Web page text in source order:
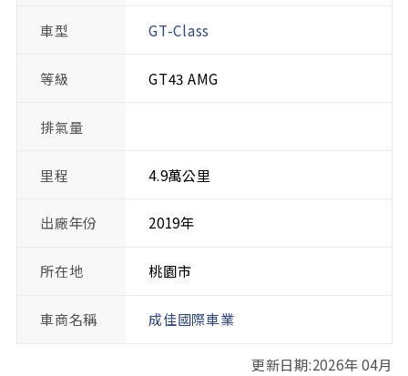
車型 GT-Class
等級 GT43 AMG
排氣量
里程 4.9萬公里
出廠年份 2019年
所在地 桃園市
車商名稱 成佳國際車業
更新日期:2026年 04月